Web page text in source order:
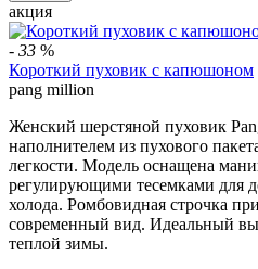
акция
- 33 %
Короткий пуховик с капюшоном
pang million
Женский шерстяной пуховик
наполнителем из пухового
легкости. Модель оснащена
регулирующими тесемками для
холода. Ромбовидная строчка
современный вид. Идеальный
теплой зимы.